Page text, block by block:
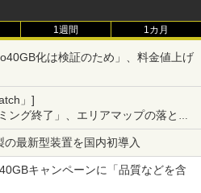
1週間 1カ月
化は検証のため」、料金値上げ
」]
ング終了」、エリアマップの落とし
最新型装置を国内初導入
キャンペーンに「品質などを含